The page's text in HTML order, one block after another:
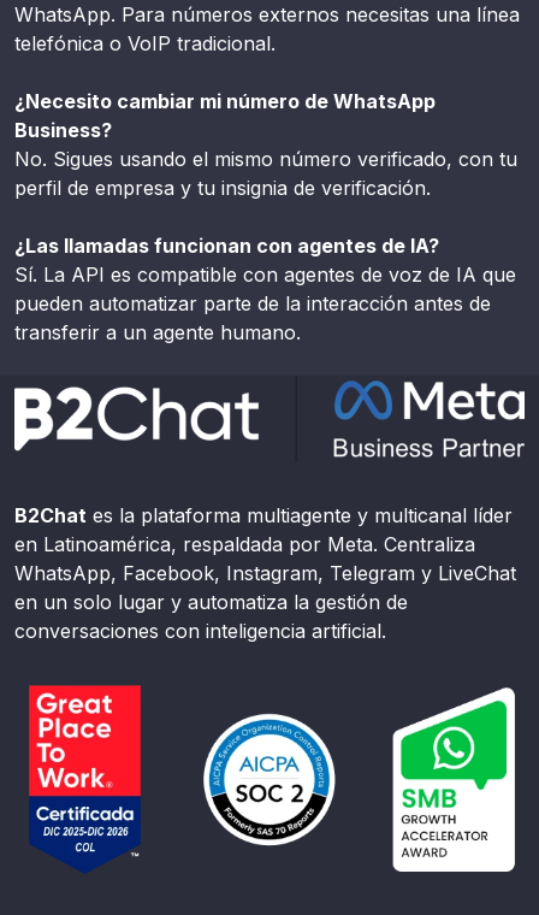
WhatsApp. Para números externos necesitas una línea
telefónica o VoIP tradicional.
¿Necesito cambiar mi número de WhatsApp
Business?
No. Sigues usando el mismo número verificado, con tu
perfil de empresa y tu insignia de verificación.
¿Las llamadas funcionan con agentes de IA?
Sí. La API es compatible con agentes de voz de IA que
pueden automatizar parte de la interacción antes de
transferir a un agente humano.
B2Chat es la plataforma multiagente y multicanal líder
en Latinoamérica, respaldada por Meta. Centraliza
WhatsApp, Facebook, Instagram, Telegram y LiveChat
en un solo lugar y automatiza la gestión de
conversaciones con inteligencia artificial.